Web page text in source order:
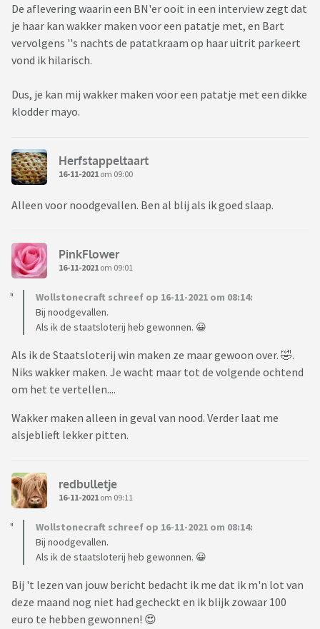
De aflevering waarin een BN'er ooit in een interview zegt dat
je haar kan wakker maken voor een patatje met, en Bart
vervolgens ''s nachts de patatkraam op haar uitrit parkeert
vond ik hilarisch.
Dus, je kan mij wakker maken voor een patatje met een dikke
klodder mayo.
Herfstappeltaart
16-11-2021 om 09:00
Alleen voor noodgevallen. Ben al blij als ik goed slaap.
PinkFlower
16-11-2021 om 09:01
Wollstonecraft schreef op 16-11-2021 om 08:14:
Bij noodgevallen.
Als ik de staatsloterij heb gewonnen. 😀
Als ik de Staatsloterij win maken ze maar gewoon over. 🤣.
Niks wakker maken. Je wacht maar tot de volgende ochtend
om het te vertellen....
Wakker maken alleen in geval van nood. Verder laat me
alsjeblieft lekker pitten.
redbulletje
16-11-2021 om 09:11
Wollstonecraft schreef op 16-11-2021 om 08:14:
Bij noodgevallen.
Als ik de staatsloterij heb gewonnen. 😀
Bij 't lezen van jouw bericht bedacht ik me dat ik m'n lot van
deze maand nog niet had gecheckt en ik blijk zowaar 100
euro te hebben gewonnen! 😍